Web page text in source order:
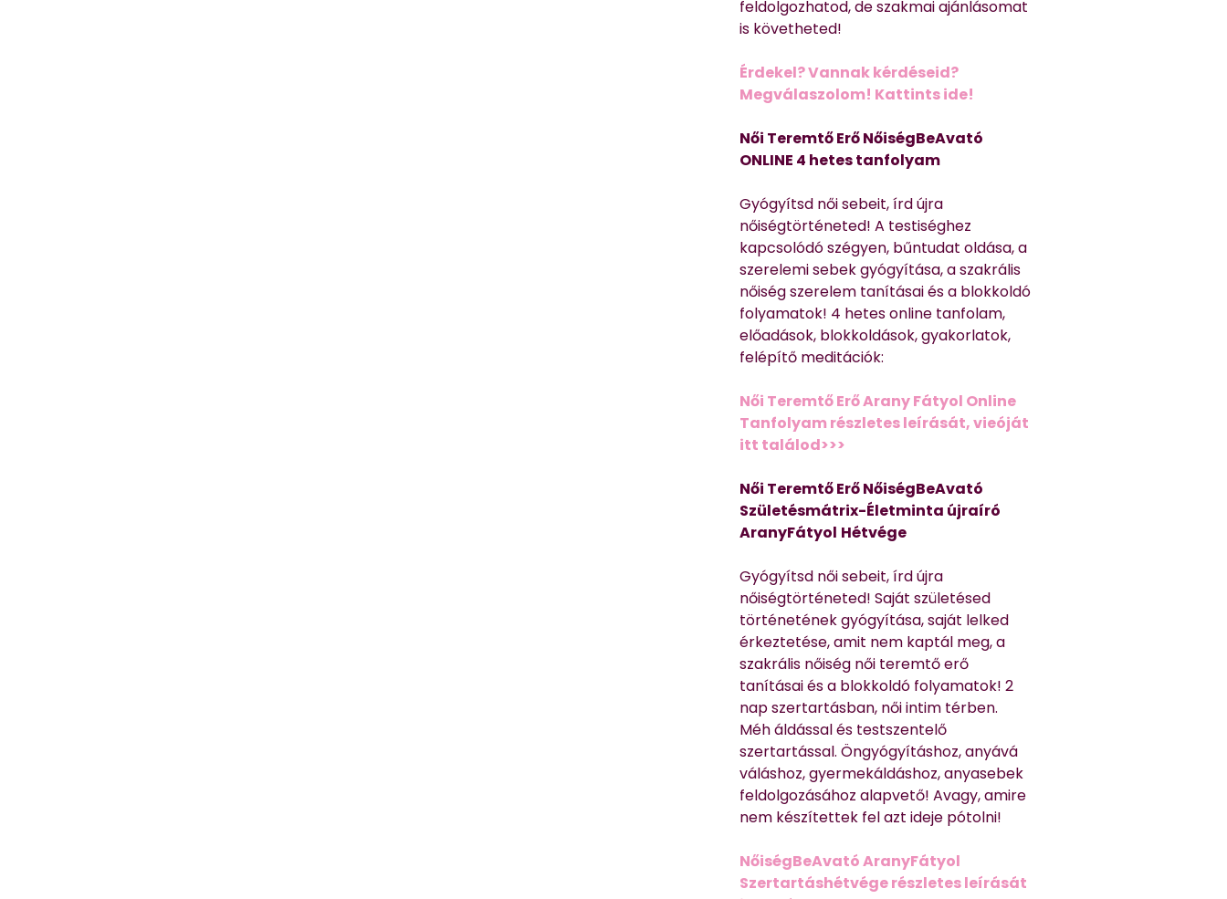
feldolgozhatod, de szakmai ajánlásomat
is követheted!
Érdekel? Vannak kérdéseid?
Megválaszolom! Kattints ide!
Női Teremtő Erő NőiségBeAvató
ONLINE 4 hetes tanfolyam
Gyógyítsd női sebeit, írd újra
nőiségtörténeted! A testiséghez
kapcsolódó szégyen, bűntudat oldása, a
szerelemi sebek gyógyítása, a szakrális
nőiség szerelem tanításai és a blokkoldó
folyamatok! 4 hetes online tanfolam,
előadások, blokkoldások, gyakorlatok,
felépítő meditációk:
Női Teremtő Erő Arany Fátyol Online
Tanfolyam részletes leírását, vieóját
itt találod>>>
Női Teremtő Erő NőiségBeAvató
Születésmátrix-Életminta újraíró
AranyFátyol Hétvége
Gyógyítsd női sebeit, írd újra
nőiségtörténeted! Saját születésed
történetének gyógyítása, saját lelked
érkeztetése, amit nem kaptál meg, a
szakrális nőiség női teremtő erő
tanításai és a blokkoldó folyamatok! 2
nap szertartásban, női intim térben.
Méh áldással és testszentelő
szertartással. Öngyógyításhoz, anyává
váláshoz, gyermekáldáshoz, anyasebek
feldolgozásához alapvető! Avagy, amire
nem készítettek fel azt ideje pótolni!
NőiségBeAvató AranyFátyol
Szertartáshétvége részletes leírását